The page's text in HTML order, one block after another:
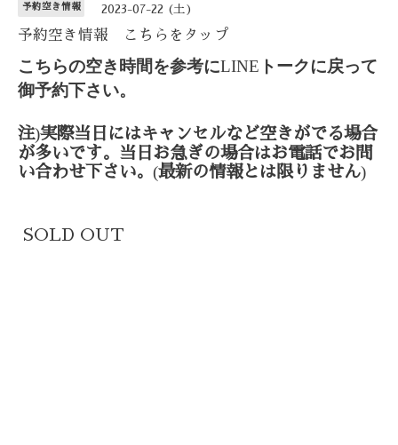
予約空き情報 2023-07-22 (土)
予約空き情報 こちらをタップ
こちらの空き時間を参考にLINE トークに戻って
御予約下さい。
注)実際当日にはキャンセルなど空きがでる場合
が多いです。当日お急ぎの場合はお電話でお問
い合わせ下さい。 (最新の情報とは限りません)
SOLD OUT